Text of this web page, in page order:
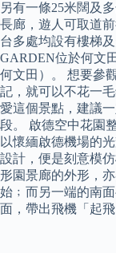
另有一條25米闊及
長廊，遊人可取道
台多處均設有樓梯
GARDEN位於何文
何文田）。 想要參
記，就可以不花一
愛這個景點，建議
段。 啟德空中花園
以懷緬啟德機場的
設計，便是刻意模
形園景廊的外形，
始﹔而另一端的南
面，帶出飛機「起